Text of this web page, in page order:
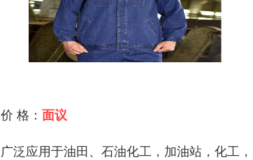
价 格： 面议
广泛应用于油田、石油化工，加油站，化工